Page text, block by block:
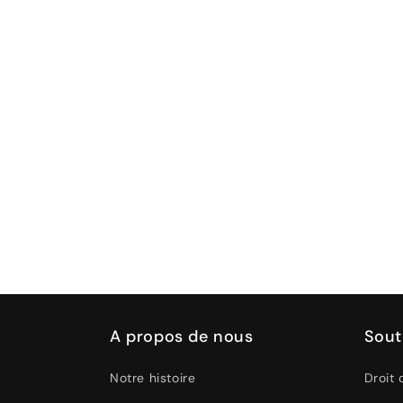
A propos de nous
Notre histoire
Droit